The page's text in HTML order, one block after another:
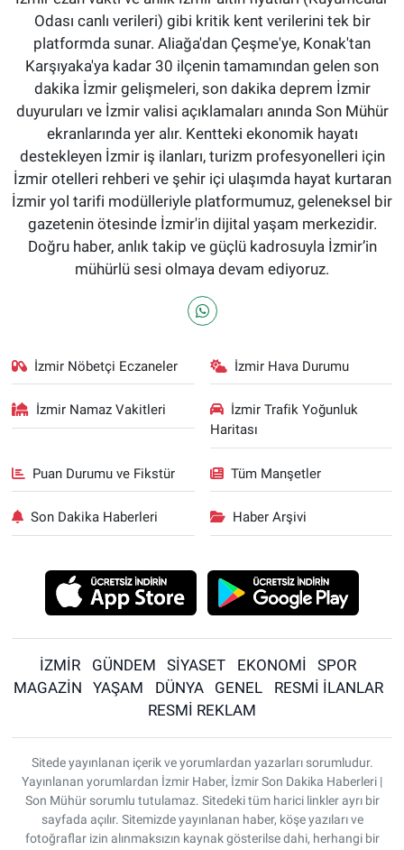
Odası canlı verileri) gibi kritik kent verilerini tek bir
platformda sunar. Aliağa'dan Çeşme'ye, Konak'tan
Karşıyaka'ya kadar 30 ilçenin tamamından gelen son
dakika İzmir gelişmeleri, son dakika deprem İzmir
duyuruları ve İzmir valisi açıklamaları anında Son Mühür
ekranlarında yer alır. Kentteki ekonomik hayatı
destekleyen İzmir iş ilanları, turizm profesyonelleri için
İzmir otelleri rehberi ve şehir içi ulaşımda hayat kurtaran
İzmir yol tarifi modülleriyle platformumuz, geleneksel bir
gazetenin ötesinde İzmir'in dijital yaşam merkezidir.
Doğru haber, anlık takip ve güçlü kadrosuyla İzmir’in
mühürlü sesi olmaya devam ediyoruz.
İzmir Nöbetçi Eczaneler İzmir Hava Durumu
İzmir Namaz Vakitleri
İzmir Trafik Yoğunluk
Haritası
Puan Durumu ve Fikstür Tüm Manşetler
Son Dakika Haberleri Haber Arşivi
İZMİR GÜNDEM SİYASET EKONOMİ
SPOR
MAGAZİN
YAŞAM DÜNYA GENEL
RESMİ İLANLAR
RESMİ REKLAM
Sitede yayınlanan içerik ve yorumlardan yazarları sorumludur.
Yayınlanan yorumlardan İzmir Haber, İzmir Son Dakika Haberleri |
Son Mühür sorumlu tutulamaz. Sitedeki tüm harici linkler ayrı bir
sayfada açılır. Sitemizde yayınlanan haber, köşe yazıları ve
fotoğraflar izin alınmaksızın kaynak gösterilse dahi, herhangi bir